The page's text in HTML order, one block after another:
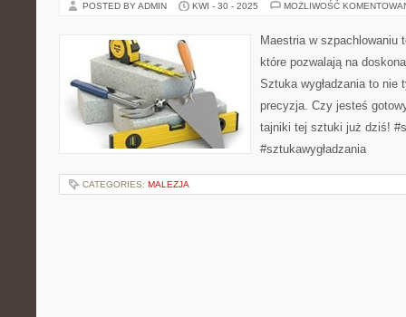
POSTED BY ADMIN KWI - 30 - 2025 MOŻLIWOŚĆ
Maestria w szpachlowaniu
które pozwalają na
Sztuka wygładzania to nie
precyzja. Czy jesteś
tajniki tej sztuki już dziś!
#sztukawygładzania
CATEGORIES: MALEZJA